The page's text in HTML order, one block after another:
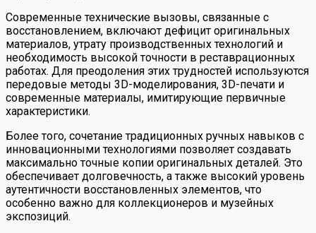
Современные технические вызовы, связанные с
восстановлением, включают дефицит оригинальных
материалов, утрату производственных технологий и
необходимость высокой точности в реставрационных
работах. Для преодоления этих трудностей используются
передовые методы 3D-моделирования, 3D-печати и
современные материалы, имитирующие первичные
характеристики.
Более того, сочетание традиционных ручных навыков с
инновационными технологиями позволяет создавать
максимально точные копии оригинальных деталей. Это
обеспечивает долговечность, а также высокий уровень
аутентичности восстановленных элементов, что
особенно важно для коллекционеров и музейных
экспозиций.